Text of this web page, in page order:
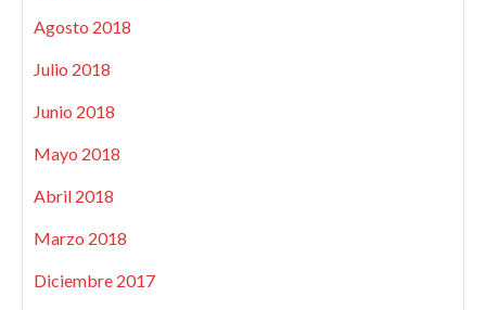
Agosto 2018
Julio 2018
Junio 2018
Mayo 2018
Abril 2018
Marzo 2018
Diciembre 2017